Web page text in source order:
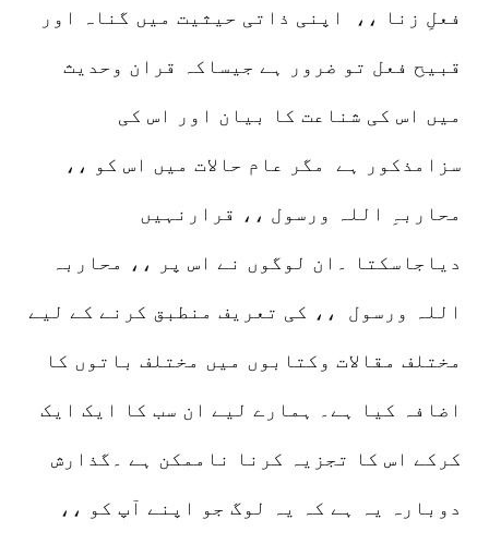
فعلِ زنا ،، اپنی ذاتی حیثیت میں گناہ اور
قبیح فعل تو ضرور ہے جیساکہ قران وحدیث
میں اس کی شناعت کا بیان اور اس کی
سزامذکور ہے مگر عام حالات میں اس کو ،،
محاربہِ اللہ ورسول ،، قرارنہیں
دیاجاسکتا ۔ان لوگوں نے اس پر ،، محاربہ
اللہ ورسول ،، کی تعریف منطبق کرنے کے لیے
مختلف مقالات وکتابوں میں مختلف باتوں کا
اضافہ کیا ہے۔ ہمارے لیے ان سب کا ایک ایک
کرکے اس کا تجزیہ کرنا ناممکن ہے ۔گذارش
دوبارہ یہ ہے کہ یہ لوگ جو اپنے آپ کو ،،